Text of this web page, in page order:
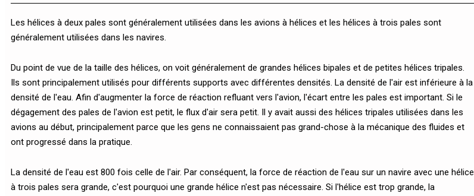
Les hélices à deux pales sont généralement utilisées dans les avions à hélices et les hélices à trois pales sont
généralement utilisées dans les navires.
Du point de vue de la taille des hélices, on voit généralement de grandes hélices bipales et de petites hélices tripales.
Ils sont principalement utilisés pour différents supports avec différentes densités. La densité de l'air est inférieure à la
densité de l'eau. Afin d'augmenter la force de réaction refluant vers l'avion, l'écart entre les pales est important. Si le
dégagement des pales de l'avion est petit, le flux d'air sera petit. Il y avait aussi des hélices tripales utilisées dans les
avions au début, principalement parce que les gens ne connaissaient pas grand-chose à la mécanique des fluides et
ont progressé dans la pratique.
La densité de l'eau est 800 fois celle de l'air. Par conséquent, la force de réaction de l'eau sur un navire avec une hélice
à trois pales sera grande, c'est pourquoi une grande hélice n'est pas nécessaire. Si l'hélice est trop grande, la